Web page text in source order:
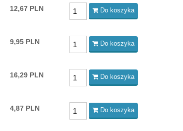
12,67 PLN Do koszyka
9,95 PLN Do koszyka
16,29 PLN Do koszyka
4,87 PLN Do koszyka